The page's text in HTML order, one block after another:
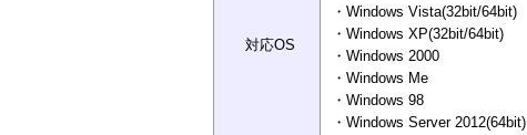
対応OS
・Windows Vista(32bit/64bit)
・Windows XP(32bit/64bit)
・Windows 2000
・Windows Me
・Windows 98
・Windows Server 2012(64bit)